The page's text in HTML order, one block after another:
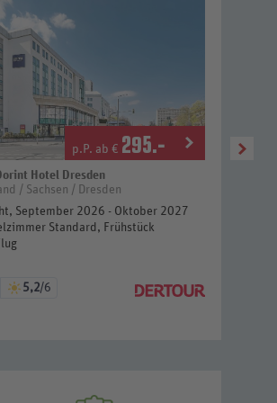
p.P. ab € 295.-
SterneHotel Dresden
/ Sachsen / Dresden
September 2026 - Oktober 2027
Standard, Frühstück
5,2/6